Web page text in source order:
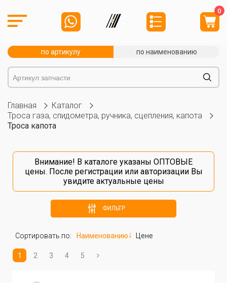
0
по артикулу по наименованию
Главная
Каталог
Троса газа, спидометра, ручника, сцепления, капота
Троса капота
Внимание! В каталоге указаны ОПТОВЫЕ
цены. После регистрацииили авторизацииВы
увидите актуальные цены
ФИЛЬТР
Сортировать по: Наименованию Цене
1 2 3 4 5